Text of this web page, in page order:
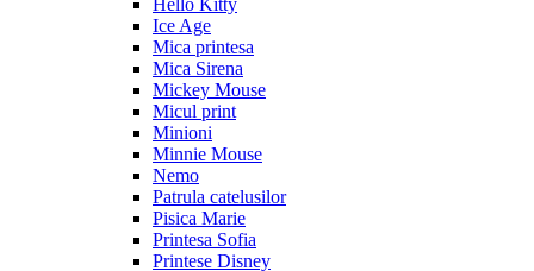
Hello Kitty
Ice Age
Mica printesa
Mica Sirena
Mickey Mouse
Micul print
Minioni
Minnie Mouse
Nemo
Patrula catelusilor
Pisica Marie
Printesa Sofia
Printese Disney